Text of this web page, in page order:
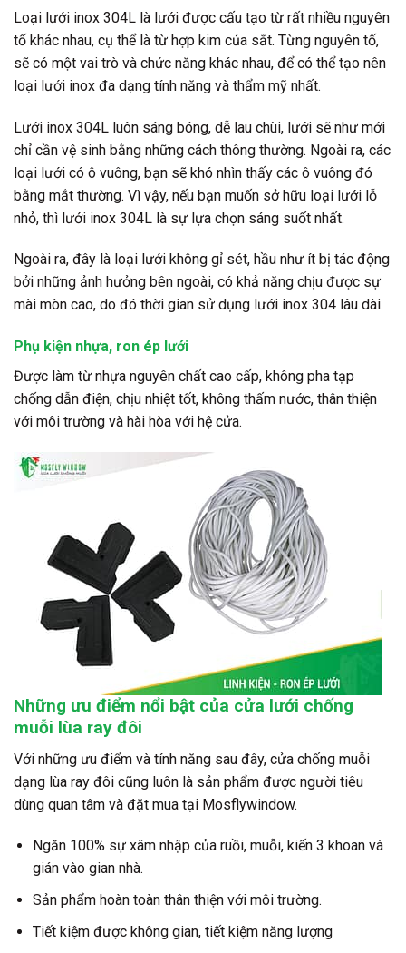
Loại lưới inox 304L là lưới được cấu tạo từ rất nhiều nguyên
tố khác nhau, cụ thể là từ hợp kim của sắt. Từng nguyên tố,
sẽ có một vai trò và chức năng khác nhau, để có thể tạo nên
loại lưới inox đa dạng tính năng và thẩm mỹ nhất.
Lưới inox 304L luôn sáng bóng, dễ lau chùi, lưới sẽ như mới
chỉ cần vệ sinh bằng những cách thông thường. Ngoài ra, các
loại lưới có ô vuông, bạn sẽ khó nhìn thấy các ô vuông đó
bằng mắt thường. Vì vậy, nếu bạn muốn sở hữu loại lưới lỗ
nhỏ, thì lưới inox 304L là sự lựa chọn sáng suốt nhất.
Ngoài ra, đây là loại lưới không gỉ sét, hầu như ít bị tác động
bởi những ảnh hưởng bên ngoài, có khả năng chịu được sự
mài mòn cao, do đó thời gian sử dụng lưới inox 304 lâu dài.
Phụ kiện nhựa, ron ép lưới
Được làm từ nhựa nguyên chất cao cấp, không pha tạp
chống dẫn điện, chịu nhiệt tốt, không thấm nước, thân thiện
với môi trường và hài hòa với hệ cửa.
Những ưu điểm nổi bật của cửa lưới chống
muỗi lùa ray đôi
Với những ưu điểm và tính năng sau đây, cửa chống muỗi
dạng lùa ray đôi cũng luôn là sản phẩm được người tiêu
dùng quan tâm và đặt mua tại Mosflywindow.
Ngăn 100% sự xâm nhập của ruồi, muỗi, kiến 3 khoan và
gián vào gian nhà.
Sản phẩm hoàn toàn thân thiện với môi trường.
Tiết kiệm được không gian, tiết kiệm năng lượng